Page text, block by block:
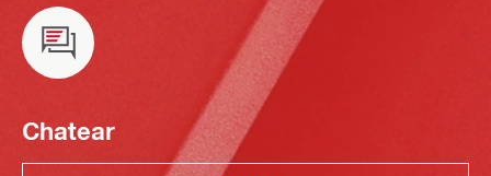
Chatear